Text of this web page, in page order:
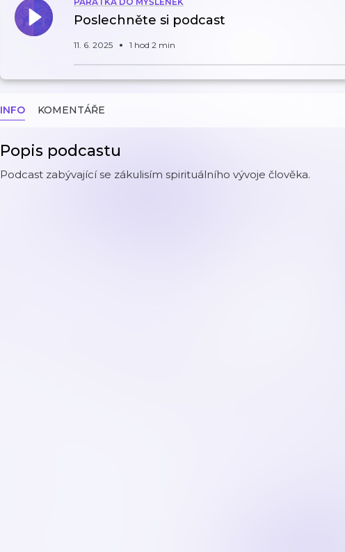
Poslechněte si podcast
11. 6. 2025 1 hod 2 min
INFO KOMENTÁŘE
Popis podcastu
Podcast zabývající se zákulisím spirituálního vývoje člověka.